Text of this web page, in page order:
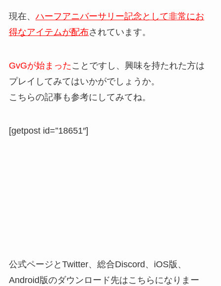
現在、 ハーフアニバーサリー記念として非常にお
得なアイテムが配布されています。
GvGが始まった ことですし、興味を持たれた方は
プレイしてみてはいかがでしょうか。
こちらの記事も参考にしてみてね。
[getpost id=”18651″]
公式ページとTwitter、総合Discord、iOS版、
Android版のダウンロード先はこちらになりまー